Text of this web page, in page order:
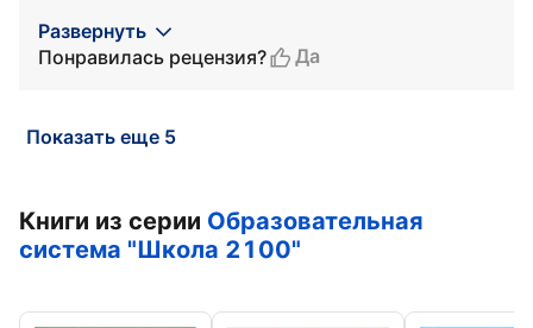
Развернуть
Понравилась рецензия?
Да
Показать еще 5
Книги из серии Образовательная
система "Школа 2100"